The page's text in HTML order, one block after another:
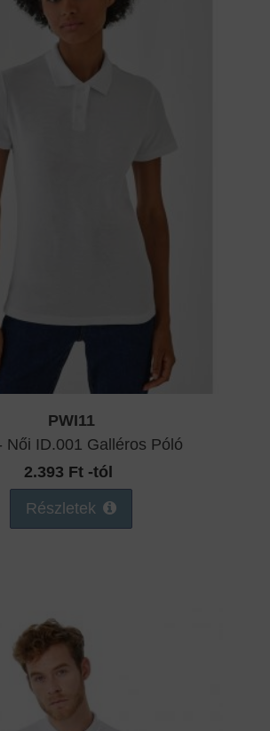
PWI11
Női ID.001 Galléros Póló
2.393 Ft -tól
Részletek